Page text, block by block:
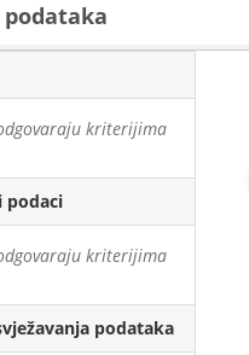
kriterijima
podaci
kriterijima
podataka